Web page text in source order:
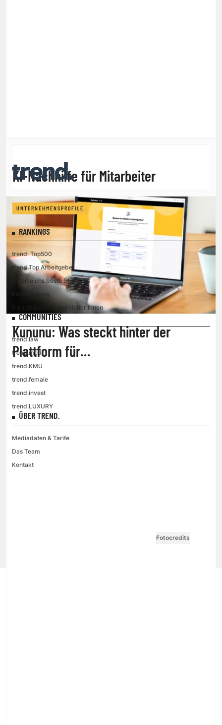
KI-Nachhilfe für Mitarbeiter
UNTERNEHMENSPROFILE
Kununu: Was steckt hinter der
Plattform für
Arbeitgeberbewertungen?
RANKINGS
trend. Top500
trend.Top Arbeitgeber
Österreichs beste Start-ups
Kunstranking
Die reichsten Österreicher:innen
COMMUNITIES
trend.law
trend.med
trend.KMU
trend.female
trend.invest
trend.LUXURY
ÜBER TREND.
Mediadaten & Tarife
Das Team
Kontakt
Fotocredits